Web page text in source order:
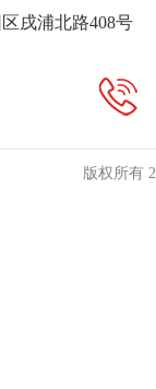
戌浦北路408号
版权所有